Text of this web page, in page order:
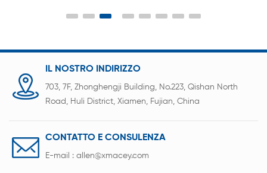
IL NOSTRO INDIRIZZO
703, 7F, Zhonghengji Building, No.223, Qishan North
Road, Huli District, Xiamen, Fujian, China
CONTATTO E CONSULENZA
E-mail : allen@xmacey.com